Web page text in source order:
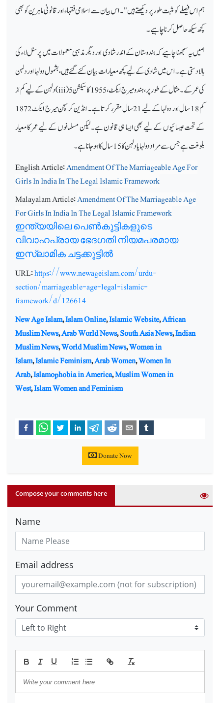
ہم اس فیصلے کو مثبت طور پر دیکھتے ہیں"۔ اس بیان سے اسلامی فقہاء اور قانونی ماہرین کو بھی
کچھ سیکھ حاصل کرنا چاہیے۔
ہمیں یہ سمجھنا چاہیے کہ ہندوستان کے اندر شادی اور دیگر مذہبی معمولات میں پرسنل لاء کی
بالادستی ہے۔ اس میں شادی کے لیے کچھ معیارات بیان کئے گئے ہیں، بشمول دولہا اور دلہن
کی عمر کے۔ مثال کے طور پر، ہندو میرج ایکٹ، 1955 کا سیکشن 5 (
iii) دلہن کے لیے کم از
کم 18 سال اور دولہا کے لیے 21 سال مقرر کرتا ہے۔ انڈین کرسچن میرج ایکٹ 1872
کے تحت عیسائیوں کے لیے بھی ایسا ہی قانون ہے۔ لیکن مسلمانوں کے لیے عمر کا معیار
بلوغت ہے جس سے مراد دولہا یا دلہن کا 15 سال کا ہو جانا ہے۔
English Article:Amendment Of The Marriageable Age For
Girls In India In The Legal Islamic Framework
Malayalam Article:Amendment Of The Marriageable Age
For Girls In India In The Legal Islamic Framework
ഇന്ത്യയിലെ പെൺകുട്ടികളുടെ
വിവാഹപ്രായ ഭേദഗതി നിയമപരമായ
ഇസ്ലാമിക ചട്ടക്കൂട്ടിൽ
URL:https://www.newageislam.com/urdu-
section/marriageable-age-legal-islamic-
framework/d/126614
New Age Islam,Islam Online,Islamic Website,African
Muslim News,Arab World News,South Asia News,Indian
Muslim News,World Muslim News,Women in
Islam,Islamic Feminism,Arab Women,Women In
Arab,Islamophobia in America,Muslim Women in
West,Islam Women and Feminism
Donate Now
Compose your comments here
Name
Email address
Your Comment